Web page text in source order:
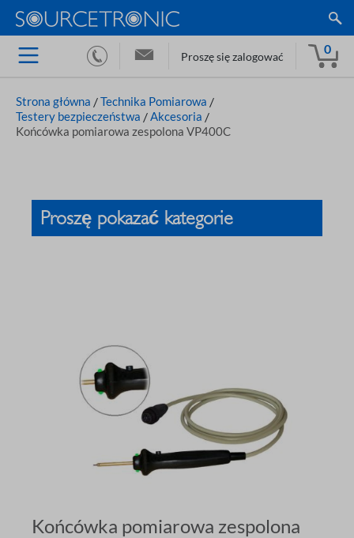
Proszę się zalogować
0
Strona główna /Technika Pomiarowa /
Testery bezpieczeństwa /Akcesoria /
Końcówka pomiarowa zespolona VP400C
Proszę pokazać kategorie
Końcówka pomiarowa zespolona